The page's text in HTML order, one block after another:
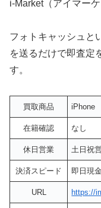
i-Market（アイマー
フォトキャッシュと
を送るだけで即査定
す。
買取商品 iPhone
在籍確認 なし
休日営業 土日祝
決済スピード 即日現
URL https://